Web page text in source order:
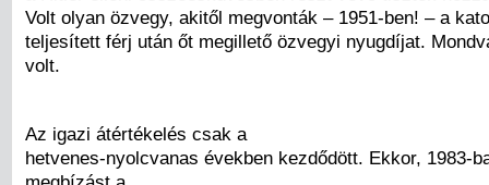
Volt olyan özvegy, akitől megvonták – 1951-ben! – a
teljesített férj után őt megillető özvegyi nyugdíjat.
volt.
Az igazi átértékelés csak a
hetvenes-nyolcvanas években kezdődött. Ekkor, 1983-